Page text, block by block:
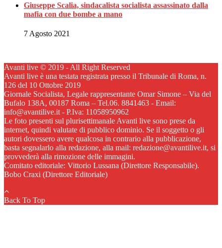
Giuseppe Scalia, sindacalista socialista assassinato dalla
mafia con due bombe a mano
7 Agosto 2021
Avanti live © 2019 - All Right Reserved
Avanti live è una testata registrata presso il Tribunale di Roma, n.
126 del 10 Ottobre 2019
Giornale Socialista, Legale rappresentante Omar Simone – Via del
Bufalo 138A, 00187 Roma – Tel.06. 8841463 - Email:
info@avantilive.it - P.Iva: 11058950962
Le foto presenti sul plurisettimanale Avanti live sono prese da
internet, quindi valutate di pubblico dominio. Se il soggetto o gli
autori dovessero avere qualcosa in contrario alla pubblicazione,
basta segnalarlo alla redazione, alla mail: redazione@avantilive.it, si
provvederà alla rimozione delle immagini.
Comitato editoriale: Vittorio Lussana (Direttore Responsabile).
Bobo Craxi (Direttore Editoriale)
Back To Top